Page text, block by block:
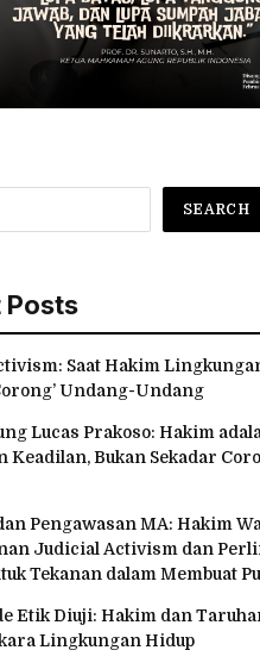
SEARCH
Posts
Saat Hakim
Undang-Undang
Lucas Prakoso: Hakim
Keadilan, Bukan Sekadar
Pengawasan MA: Hakim
Judicial Activism dan
Tekanan dalam Membuat
Etik Diuji: Hakim dan
Lingkungan Hidup